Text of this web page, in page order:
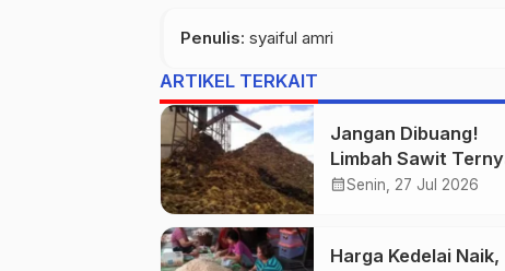
Penulis: syaiful amri
ARTIKEL TERKAIT
Jangan Dibuang!
Limbah Sawit
Bisa Jadi Ladang
calendar_monthSenin, 27 Jul 2026
Harga Kedelai Naik,